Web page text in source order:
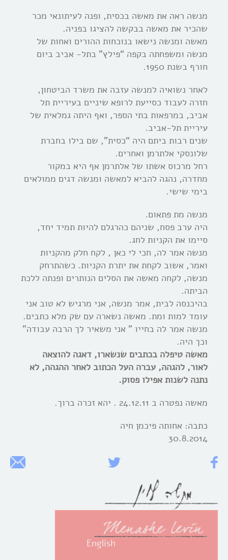
מנשה ראה את מאשה בכסית, ופנה לעיתונאי מכר
שהכיר את מאשה בבקשה להציגו בפניה.
מאשה ומנשה נישאו בנוכחות ההורים ואחות של
מנשה ומשפחתה בקפה “פילץ” בתל- אביב ביום
חורף בשנת 1950.
לאחר נשואיה למנשה עזבה את משרד הביטחון,
חזרה לעבוד כסייעת לרופא שיניים בעיריית תל
אביב, במרפאות בתי הספר, ואף היתה גמלאית של
עיריית תל-אביב.
שנים רבות ביתם היה “כסית”, שם בילו בחברת
שלונסקי אלתרמן ואחרים.
רחל מרכוס אשתו של אלתרמן אף היא במקור
מחדרה, נהגה להביא למאשה ומנשה דגים ממולאים
בימי שישי.
מנשה מת פתאום.
היה ערב פסח, שניהם כהרגלם להיות תמיד יחד,
סיימו את הקניות לחג.
מנשה אמר לה, חכי לי כאן , לקח חלק מהקניות
ואמר, אשוב לקחת את יתרת הקניות. כשהתרחק
מנשה, לקחה מאשה את הסלים הנותרים ופנתה ללכת
הביתה.
בהיכנסה לבית, אמר מנשה, אני מרגיש לא טוב אני
עומד למות ומת. מאשה נשארה עם שק מלא כתבים.
מנשה אמר לה בחייו ” אני משאיר לך הרבה עבודה”
וכך היה.
מאשה טיפלה בכתבים שנשארו, דאגה להוצאה
לאור, להגהה, עברה העל הכתוב לאחר ההגהה, לא
נתנה לשנות אפילו פסוק.
מאשה נפטרה ב 24.12.11 . יהא זכרה ברוך.
כתבה: אחותה פיכמן חיה
30.8.2014
English